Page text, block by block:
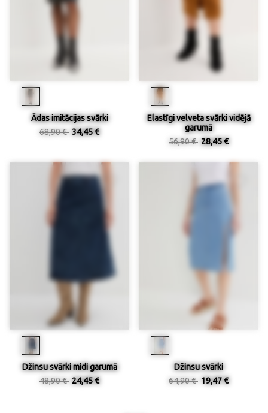
Ādas imitācijas svārki
68,90 € 34,45 €
Elastīgi velveta svārki vidējā
garumā
56,90 € 28,45 €
Džinsu svārki midi garumā
48,90 € 24,45 €
Džinsu svārki
64,90 € 19,47 €